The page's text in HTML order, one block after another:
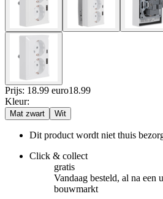
Prijs: 18.99 euro18.99
Kleur:
Mat zwart Wit
Dit product wordt niet thuis
Click & collect
gratis
Vandaag besteld, al na een
bouwmarkt